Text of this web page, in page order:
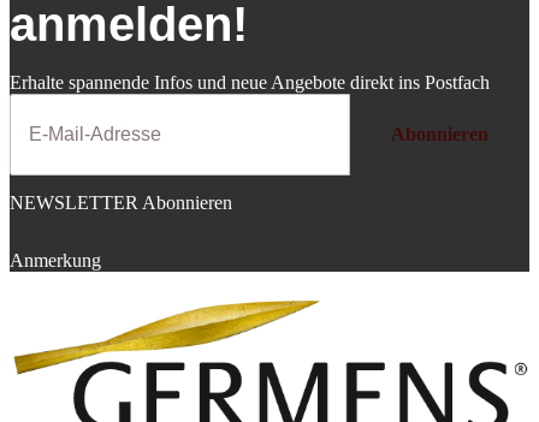
anmelden!
Erhalte spannende Infos und neue Angebote direkt ins Postfach
Abonnieren
NEWSLETTER Abonnieren
Anmerkung